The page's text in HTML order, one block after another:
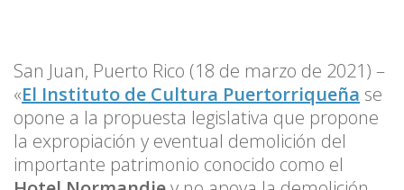
San Juan, Puerto Rico (18 de marzo de 2021) –
«El Instituto de Cultura Puertorriqueña se
opone a la propuesta legislativa que propone
la expropiación y eventual demolición del
importante patrimonio conocido como el